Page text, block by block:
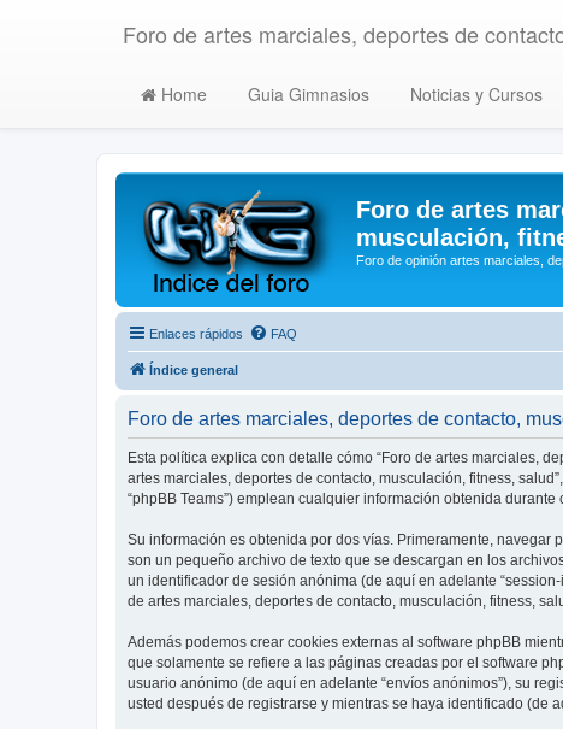
Foro de artes marciales, deportes de
Home Guia Gimnasios Noticias y Cursos
Foro de artes
musculación,
Foro de opinión artes marciales,
Enlaces rápidos FAQ
Índice general
Foro de artes marciales, deportes de contacto,
Esta política explica con detalle cómo “Foro de artes marciales,
artes marciales, deportes de contacto, musculación, fitness,
“phpBB Teams”) emplean cualquier información obtenida
Su información es obtenida por dos vías. Primeramente, navegar
son un pequeño archivo de texto que se descargan en los
un identificador de sesión anónima (de aquí en adelante
de artes marciales, deportes de contacto, musculación, fitness,
Además podemos crear cookies externas al software phpBB
que solamente se refiere a las páginas creadas por el software
usuario anónimo (de aquí en adelante “envíos anónimos”), su
usted después de registrarse y mientras se haya identificado (de